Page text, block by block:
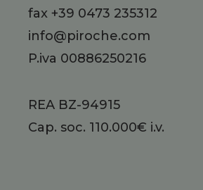
fax +39 0473 235312
info@piroche.com
P.iva 00886250216
REA BZ-94915
Cap. soc. 110.000€ i.v.